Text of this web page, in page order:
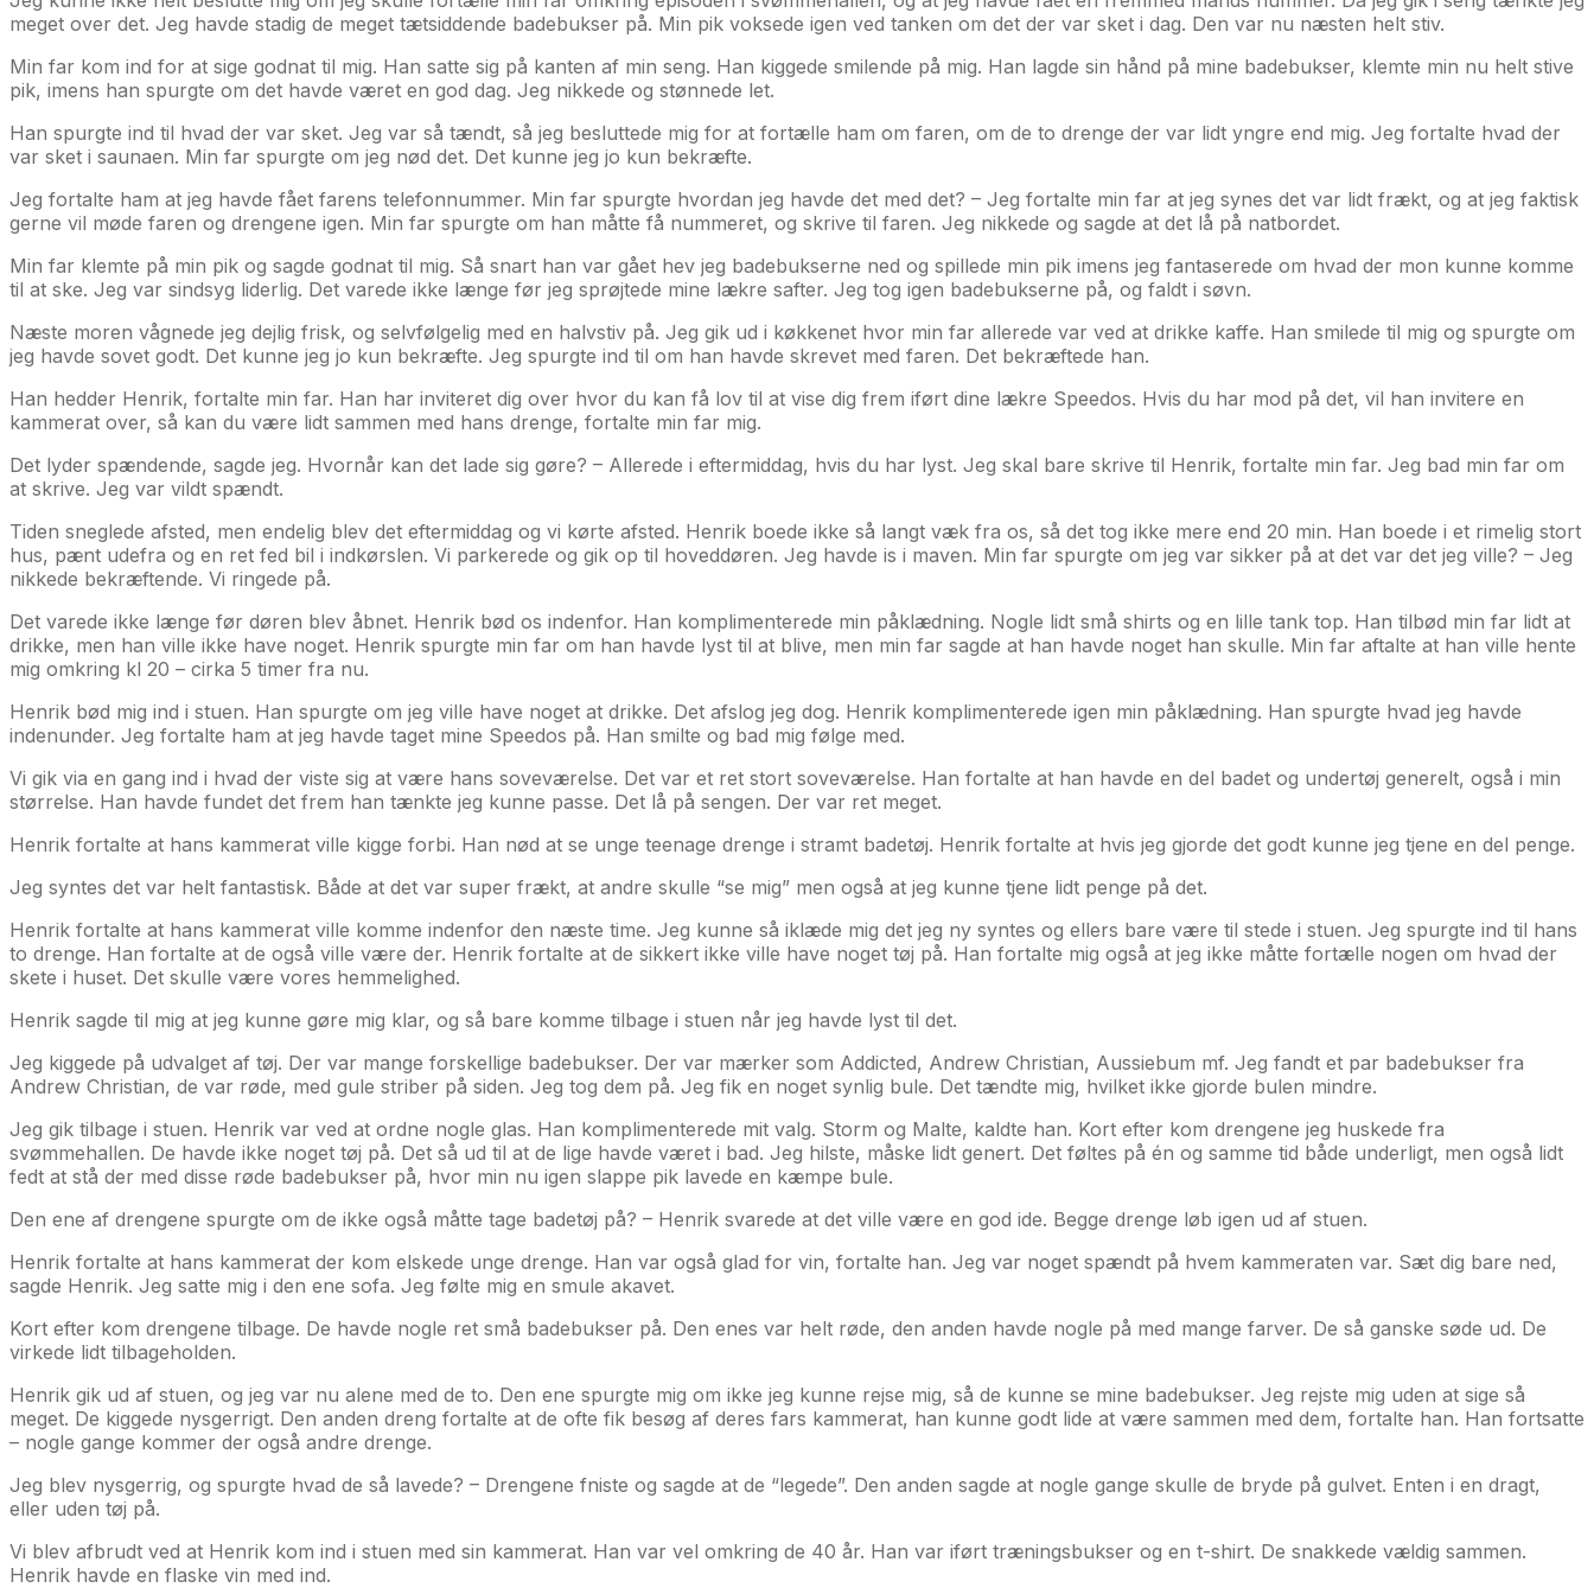
meget over det. Jeg havde stadig de meget tætsiddende badebukser på. Min pik voksede igen ved tanken om det der var sket i dag. Den var nu næsten helt stiv.
Min far kom ind for at sige godnat til mig. Han satte sig på kanten af min seng. Han kiggede smilende på mig. Han lagde sin hånd på mine badebukser, klemte min nu helt stive
pik, imens han spurgte om det havde været en god dag. Jeg nikkede og stønnede let.
Han spurgte ind til hvad der var sket. Jeg var så tændt, så jeg besluttede mig for at fortælle ham om faren, om de to drenge der var lidt yngre end mig. Jeg fortalte hvad der
var sket i saunaen. Min far spurgte om jeg nød det. Det kunne jeg jo kun bekræfte.
Jeg fortalte ham at jeg havde fået farens telefonnummer. Min far spurgte hvordan jeg havde det med det? – Jeg fortalte min far at jeg synes det var lidt frækt, og at jeg faktisk
gerne vil møde faren og drengene igen. Min far spurgte om han måtte få nummeret, og skrive til faren. Jeg nikkede og sagde at det lå på natbordet.
Min far klemte på min pik og sagde godnat til mig. Så snart han var gået hev jeg badebukserne ned og spillede min pik imens jeg fantaserede om hvad der mon kunne komme
til at ske. Jeg var sindsyg liderlig. Det varede ikke længe før jeg sprøjtede mine lækre safter. Jeg tog igen badebukserne på, og faldt i søvn.
Næste moren vågnede jeg dejlig frisk, og selvfølgelig med en halvstiv på. Jeg gik ud i køkkenet hvor min far allerede var ved at drikke kaffe. Han smilede til mig og spurgte om
jeg havde sovet godt. Det kunne jeg jo kun bekræfte. Jeg spurgte ind til om han havde skrevet med faren. Det bekræftede han.
Han hedder Henrik, fortalte min far. Han har inviteret dig over hvor du kan få lov til at vise dig frem iført dine lækre Speedos. Hvis du har mod på det, vil han invitere en
kammerat over, så kan du være lidt sammen med hans drenge, fortalte min far mig.
Det lyder spændende, sagde jeg. Hvornår kan det lade sig gøre? – Allerede i eftermiddag, hvis du har lyst. Jeg skal bare skrive til Henrik, fortalte min far. Jeg bad min far om
at skrive. Jeg var vildt spændt.
Tiden sneglede afsted, men endelig blev det eftermiddag og vi kørte afsted. Henrik boede ikke så langt væk fra os, så det tog ikke mere end 20 min. Han boede i et rimelig stort
hus, pænt udefra og en ret fed bil i indkørslen. Vi parkerede og gik op til hoveddøren. Jeg havde is i maven. Min far spurgte om jeg var sikker på at det var det jeg ville? – Jeg
nikkede bekræftende. Vi ringede på.
Det varede ikke længe før døren blev åbnet. Henrik bød os indenfor. Han komplimenterede min påklædning. Nogle lidt små shirts og en lille tank top. Han tilbød min far lidt at
drikke, men han ville ikke have noget. Henrik spurgte min far om han havde lyst til at blive, men min far sagde at han havde noget han skulle. Min far aftalte at han ville hente
mig omkring kl 20 – cirka 5 timer fra nu.
Henrik bød mig ind i stuen. Han spurgte om jeg ville have noget at drikke. Det afslog jeg dog. Henrik komplimenterede igen min påklædning. Han spurgte hvad jeg havde
indenunder. Jeg fortalte ham at jeg havde taget mine Speedos på. Han smilte og bad mig følge med.
Vi gik via en gang ind i hvad der viste sig at være hans soveværelse. Det var et ret stort soveværelse. Han fortalte at han havde en del badet og undertøj generelt, også i min
størrelse. Han havde fundet det frem han tænkte jeg kunne passe. Det lå på sengen. Der var ret meget.
Henrik fortalte at hans kammerat ville kigge forbi. Han nød at se unge teenage drenge i stramt badetøj. Henrik fortalte at hvis jeg gjorde det godt kunne jeg tjene en del penge.
Jeg syntes det var helt fantastisk. Både at det var super frækt, at andre skulle “se mig” men også at jeg kunne tjene lidt penge på det.
Henrik fortalte at hans kammerat ville komme indenfor den næste time. Jeg kunne så iklæde mig det jeg ny syntes og ellers bare være til stede i stuen. Jeg spurgte ind til hans
to drenge. Han fortalte at de også ville være der. Henrik fortalte at de sikkert ikke ville have noget tøj på. Han fortalte mig også at jeg ikke måtte fortælle nogen om hvad der
skete i huset. Det skulle være vores hemmelighed.
Henrik sagde til mig at jeg kunne gøre mig klar, og så bare komme tilbage i stuen når jeg havde lyst til det.
Jeg kiggede på udvalget af tøj. Der var mange forskellige badebukser. Der var mærker som Addicted, Andrew Christian, Aussiebum mf. Jeg fandt et par badebukser fra
Andrew Christian, de var røde, med gule striber på siden. Jeg tog dem på. Jeg fik en noget synlig bule. Det tændte mig, hvilket ikke gjorde bulen mindre.
Jeg gik tilbage i stuen. Henrik var ved at ordne nogle glas. Han komplimenterede mit valg. Storm og Malte, kaldte han. Kort efter kom drengene jeg huskede fra
svømmehallen. De havde ikke noget tøj på. Det så ud til at de lige havde været i bad. Jeg hilste, måske lidt genert. Det føltes på én og samme tid både underligt, men også lidt
fedt at stå der med disse røde badebukser på, hvor min nu igen slappe pik lavede en kæmpe bule.
Den ene af drengene spurgte om de ikke også måtte tage badetøj på? – Henrik svarede at det ville være en god ide. Begge drenge løb igen ud af stuen.
Henrik fortalte at hans kammerat der kom elskede unge drenge. Han var også glad for vin, fortalte han. Jeg var noget spændt på hvem kammeraten var. Sæt dig bare ned,
sagde Henrik. Jeg satte mig i den ene sofa. Jeg følte mig en smule akavet.
Kort efter kom drengene tilbage. De havde nogle ret små badebukser på. Den enes var helt røde, den anden havde nogle på med mange farver. De så ganske søde ud. De
virkede lidt tilbageholden.
Henrik gik ud af stuen, og jeg var nu alene med de to. Den ene spurgte mig om ikke jeg kunne rejse mig, så de kunne se mine badebukser. Jeg rejste mig uden at sige så
meget. De kiggede nysgerrigt. Den anden dreng fortalte at de ofte fik besøg af deres fars kammerat, han kunne godt lide at være sammen med dem, fortalte han. Han fortsatte
– nogle gange kommer der også andre drenge.
Jeg blev nysgerrig, og spurgte hvad de så lavede? – Drengene fniste og sagde at de “legede”. Den anden sagde at nogle gange skulle de bryde på gulvet. Enten i en dragt,
eller uden tøj på.
Vi blev afbrudt ved at Henrik kom ind i stuen med sin kammerat. Han var vel omkring de 40 år. Han var iført træningsbukser og en t-shirt. De snakkede vældig sammen.
Henrik havde en flaske vin med ind.